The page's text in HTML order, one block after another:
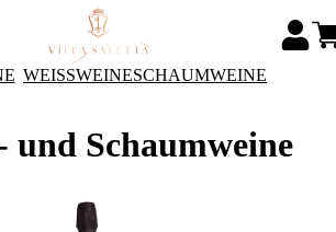
WEISSWEINESCHAUMWEINE
und Schaumweine